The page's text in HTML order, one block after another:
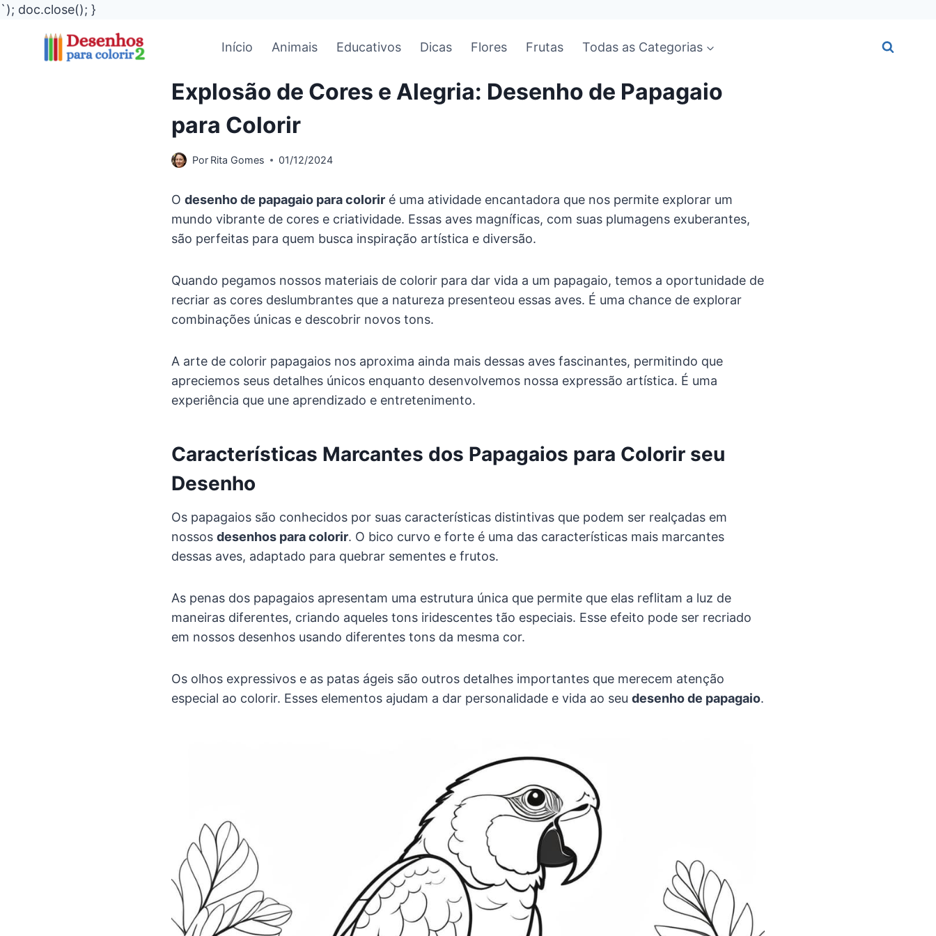
`); doc.close(); }
Início Animais Educativos Dicas Flores Frutas Todas as Categorias
Explosão de Cores e Alegria: Desenho de Papagaio
para Colorir
Por Rita Gomes 01/12/2024
O desenho de papagaio para colorir é uma atividade encantadora que nos permite explorar um
mundo vibrante de cores e criatividade. Essas aves magníficas, com suas plumagens exuberantes,
são perfeitas para quem busca inspiração artística e diversão.
Quando pegamos nossos materiais de colorir para dar vida a um papagaio, temos a oportunidade de
recriar as cores deslumbrantes que a natureza presenteou essas aves. É uma chance de explorar
combinações únicas e descobrir novos tons.
A arte de colorir papagaios nos aproxima ainda mais dessas aves fascinantes, permitindo que
apreciemos seus detalhes únicos enquanto desenvolvemos nossa expressão artística. É uma
experiência que une aprendizado e entretenimento.
Características Marcantes dos Papagaios para Colorir seu
Desenho
Os papagaios são conhecidos por suas características distintivas que podem ser realçadas em
nossos desenhos para colorir. O bico curvo e forte é uma das características mais marcantes
dessas aves, adaptado para quebrar sementes e frutos.
As penas dos papagaios apresentam uma estrutura única que permite que elas reflitam a luz de
maneiras diferentes, criando aqueles tons iridescentes tão especiais. Esse efeito pode ser recriado
em nossos desenhos usando diferentes tons da mesma cor.
Os olhos expressivos e as patas ágeis são outros detalhes importantes que merecem atenção
especial ao colorir. Esses elementos ajudam a dar personalidade e vida ao seu desenho de papagaio.